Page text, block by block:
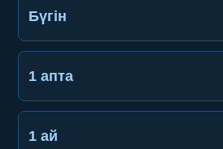
Бүгін
1 апта
1 ай